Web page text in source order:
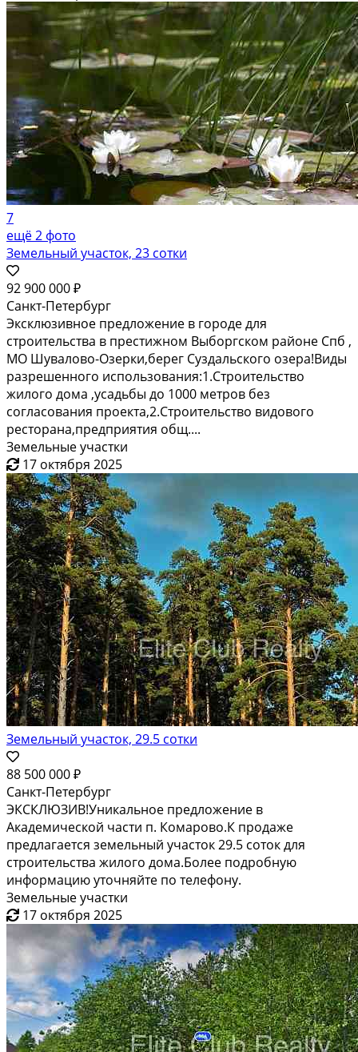
7
ещё 2 фото
Земельный участок, 23 сотки
92 900 000 ₽
Санкт-Петербург
Эксклюзивное предложение в городе для
строительства в престижном Выборгском районе Спб ,
МО Шувалово-Озерки,берег Суздальского озера!Виды
разрешенного использования:1.Строительство
жилого дома ,усадьбы до 1000 метров без
согласования проекта,2.Строительство видового
ресторана,предприятия общ....
Земельные участки
17 октября 2025
Земельный участок, 29.5 сотки
88 500 000 ₽
Санкт-Петербург
ЭКСКЛЮЗИВ!Уникальное предложение в
Академической части п. Комарово.К продаже
предлагается земельный участок 29.5 соток для
строительства жилого дома.Более подробную
информацию уточняйте по телефону.
Земельные участки
17 октября 2025